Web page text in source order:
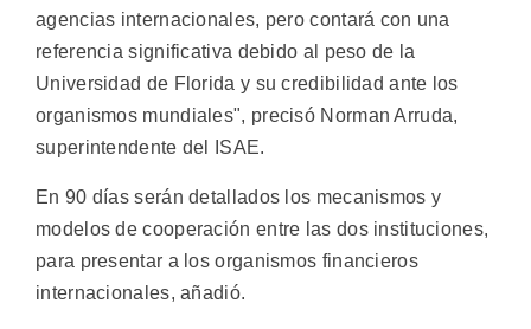
agencias internacionales, pero contará con una
referencia significativa debido al peso de la
Universidad de Florida y su credibilidad ante los
organismos mundiales", precisó Norman Arruda,
superintendente del ISAE.
En 90 días serán detallados los mecanismos y
modelos de cooperación entre las dos instituciones,
para presentar a los organismos financieros
internacionales, añadió.